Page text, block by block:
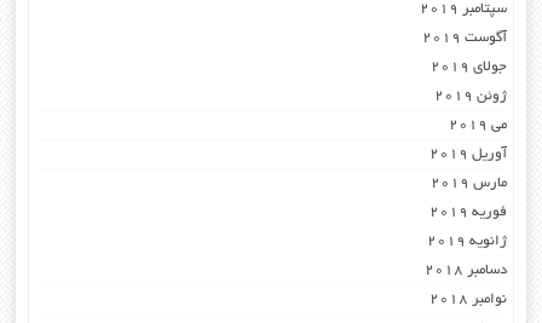
سپتامبر 2019
آگوست 2019
جولای 2019
ژوئن 2019
می 2019
آوریل 2019
مارس 2019
فوریه 2019
ژانویه 2019
دسامبر 2018
نوامبر 2018